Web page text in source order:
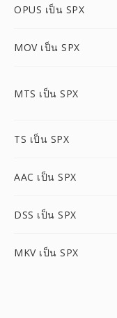
OPUS เป็น SPX
MOV เป็น SPX
MTS เป็น SPX
TS เป็น SPX
AAC เป็น SPX
DSS เป็น SPX
MKV เป็น SPX